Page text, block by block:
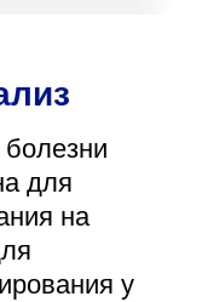
для
на
у